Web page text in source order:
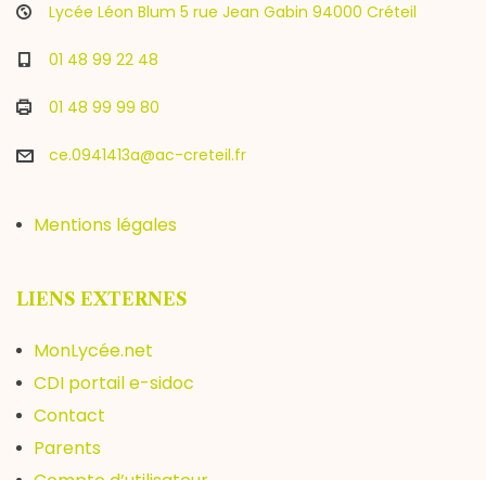
Lycée Léon Blum 5 rue Jean Gabin 94000 Créteil
01 48 99 22 48
01 48 99 99 80
ce.0941413a@ac-creteil.fr
Mentions légales
LIENS EXTERNES
MonLycée.net
CDI portail e-sidoc
Contact
Parents